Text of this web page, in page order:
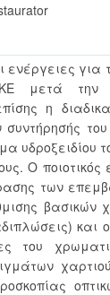
για
μετά την
η
του
υδροξειδίου
Ο
των
βασικών
και
του